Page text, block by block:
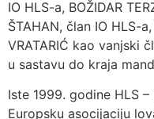
IO HLS-a, BOŽIDAR
ŠTAHAN, član IO HLS-
VRATARIĆ kao vanjski
u sastavu do kraja
Iste 1999. godine HLS
Europsku asocijaciju